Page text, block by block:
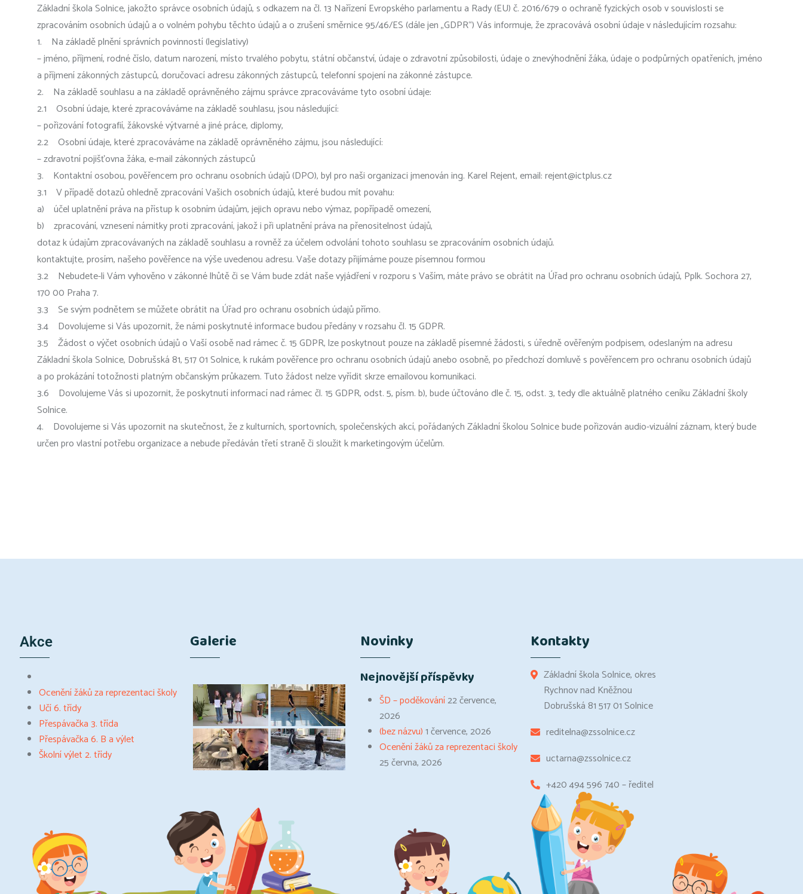
Základní škola Solnice, jakožto správce osobních údajů, s odkazem na čl. 13 Nařízení Evropského parlamentu a Rady (EU) č. 2016/679 o ochraně fyzických osob v souvislosti se
zpracováním osobních údajů a o volném pohybu těchto údajů a o zrušení směrnice 95/46/ES (dále jen „GDPR“) Vás informuje, že zpracovává osobní údaje v následujícím rozsahu:
1. Na základě plnění správních povinností (legislativy)
– jméno, příjmení, rodné číslo, datum narození, místo trvalého pobytu, státní občanství, údaje o zdravotní způsobilosti, údaje o znevýhodnění žáka, údaje o podpůrných opatřeních, jméno
a příjmení zákonných zástupců, doručovací adresu zákonných zástupců, telefonní spojení na zákonné zástupce.
2. Na základě souhlasu a na základě oprávněného zájmu správce zpracováváme tyto osobní údaje:
2.1 Osobní údaje, které zpracováváme na základě souhlasu, jsou následující:
– pořizování fotografií, žákovské výtvarné a jiné práce, diplomy,
2.2 Osobní údaje, které zpracováváme na základě oprávněného zájmu, jsou následující:
– zdravotní pojišťovna žáka, e-mail zákonných zástupců
3. Kontaktní osobou, pověřencem pro ochranu osobních údajů (DPO), byl pro naši organizaci jmenován ing. Karel Rejent, email: rejent@ictplus.cz
3.1 V případě dotazů ohledně zpracování Vašich osobních údajů, které budou mít povahu:
a) účel uplatnění práva na přístup k osobním údajům, jejich opravu nebo výmaz, popřípadě omezení,
b) zpracování, vznesení námitky proti zpracování, jakož i při uplatnění práva na přenositelnost údajů,
dotaz k údajům zpracovávaných na základě souhlasu a rovněž za účelem odvolání tohoto souhlasu se zpracováním osobních údajů.
kontaktujte, prosím, našeho pověřence na výše uvedenou adresu. Vaše dotazy přijímáme pouze písemnou formou
3.2 Nebudete-li Vám vyhověno v zákonné lhůtě či se Vám bude zdát naše vyjádření v rozporu s Vaším, máte právo se obrátit na Úřad pro ochranu osobních údajů, Pplk. Sochora 27,
170 00 Praha 7.
3.3 Se svým podnětem se můžete obrátit na Úřad pro ochranu osobních údajů přímo.
3.4 Dovolujeme si Vás upozornit, že námi poskytnuté informace budou předány v rozsahu čl. 15 GDPR.
3.5 Žádost o výčet osobních údajů o Vaší osobě nad rámec č. 15 GDPR, lze poskytnout pouze na základě písemné žádosti, s úředně ověřeným podpisem, odeslaným na adresu
Základní škola Solnice, Dobrušská 81, 517 01 Solnice, k rukám pověřence pro ochranu osobních údajů anebo osobně, po předchozí domluvě s pověřencem pro ochranu osobních údajů
a po prokázání totožnosti platným občanským průkazem. Tuto žádost nelze vyřídit skrze emailovou komunikaci.
3.6 Dovolujeme Vás si upozornit, že poskytnutí informací nad rámec čl. 15 GDPR, odst. 5, písm. b), bude účtováno dle č. 15, odst. 3, tedy dle aktuálně platného ceníku Základní školy
Solnice.
4. Dovolujeme si Vás upozornit na skutečnost, že z kulturních, sportovních, společenských akcí, pořádaných Základní školou Solnice bude pořizován audio-vizuální záznam, který bude
určen pro vlastní potřebu organizace a nebude předáván třetí straně či sloužit k marketingovým účelům.
Akce
Ocenění žáků za reprezentaci školy
Učí 6. třídy
Přespávačka 3. třída
Přespávačka 6. B a výlet
Školní výlet 2. třídy
Galerie Novinky
Nejnovější příspěvky
ŠD – poděkování22 července,
2026
(bez názvu)1 července, 2026
Ocenění žáků za reprezentaci školy
25 června, 2026
Kontakty
Základní škola Solnice, okres
Rychnov nad Kněžnou
Dobrušská 81 517 01 Solnice
reditelna@zssolnice.cz
uctarna@zssolnice.cz
+420 494 596 740 – ředitel